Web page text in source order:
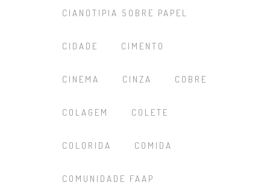
CIANOTIPIA SOBRE PAPEL
CIDADE CIMENTO
CINEMA CINZA COBRE
COLAGEM COLETE
COLORIDA COMIDA
COMUNIDADE FAAP